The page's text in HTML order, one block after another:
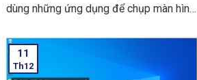
dùng những ứng dụng để chụp màn hình
cả laptop.
11
Th12